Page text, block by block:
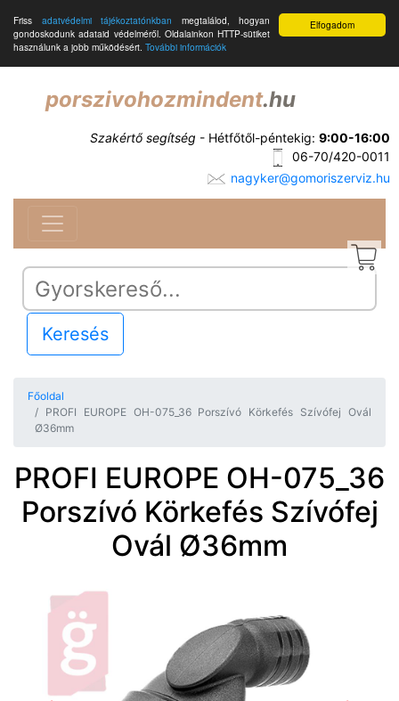
Elfogadom
Friss adatvédelmi tájékoztatónkban megtalálod, hogyan
gondoskodunk adataid védelméről. Oldalainkon HTTP-sütiket
használunk a jobb működésért. További információk
porszivohozmindent.hu
Szakértő segítség - Hétfőtől-péntekig: 9:00-16:00
06-70/420-0011
nagyker@gomoriszerviz.hu
Keresés
Főoldal
PROFI EUROPE OH-075_36 Porszívó Körkefés Szívófej Ovál
Ø36mm
PROFI EUROPE OH-075_36
Porszívó Körkefés Szívófej
Ovál Ø36mm